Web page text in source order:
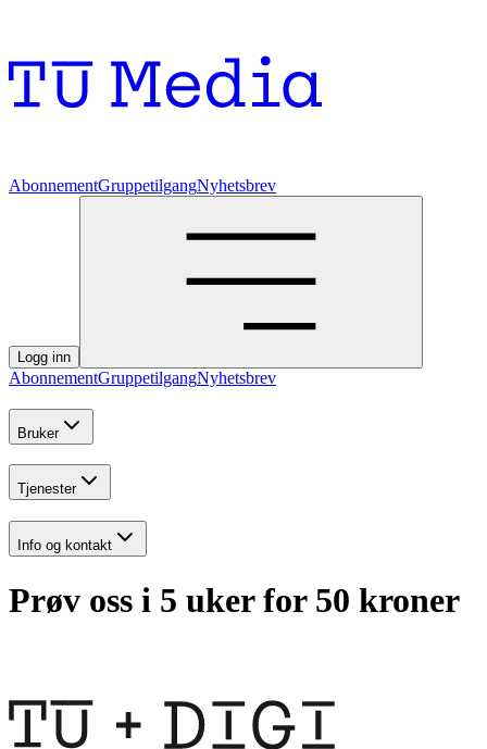
AbonnementGruppetilgangNyhetsbrev
Logg inn
AbonnementGruppetilgangNyhetsbrev
Bruker
Tjenester
Info og kontakt
Prøv oss i 5 uker for 50 kroner